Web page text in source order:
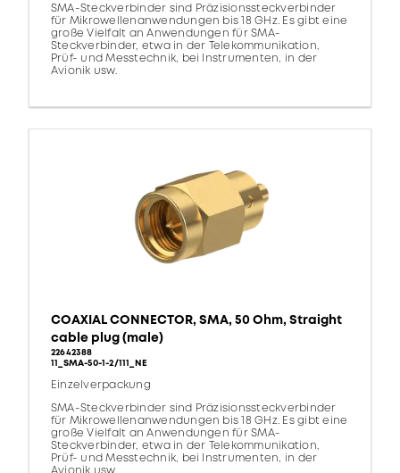
SMA-Steckverbinder sind Präzisionssteckverbinder
für Mikrowellenanwendungen bis 18 GHz. Es gibt eine
große Vielfalt an Anwendungen für SMA-
Steckverbinder, etwa in der Telekommunikation,
Prüf- und Messtechnik, bei Instrumenten, in der
Avionik usw.
COAXIAL CONNECTOR, SMA, 50 Ohm, Straight
cable plug (male)
22642388
11_SMA-50-1-2/111_NE
Einzelverpackung
SMA-Steckverbinder sind Präzisionssteckverbinder
für Mikrowellenanwendungen bis 18 GHz. Es gibt eine
große Vielfalt an Anwendungen für SMA-
Steckverbinder, etwa in der Telekommunikation,
Prüf- und Messtechnik, bei Instrumenten, in der